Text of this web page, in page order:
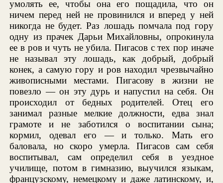
умолять ее, чтобы она его пощадила, что он
ничем перед ней не провинился и вперед у ней
никогда не будет. Раз лошадь помчала под гору
одну из прачек Дарьи Михайловны, опрокинула
ее в ров и чуть не убила. Пигасов с тех пор иначе
не называл эту лошадь, как добрый, добрый
конек, а самую гору и ров находил чрезвычайно
живописными местами. Пигасову в жизни не
повезло — он эту дурь и напустил на себя. Он
происходил от бедных родителей. Отец его
занимал разные мелкие должности, едва знал
грамоте и не заботился о воспитании сына;
кормил, одевал его — и только. Мать его
баловала, но скоро умерла. Пигасов сам себя
воспитывал, сам определил себя в уездное
училище, потом в гимназию, выучился языкам,
французскому, немецкому и даже латинскому, и,